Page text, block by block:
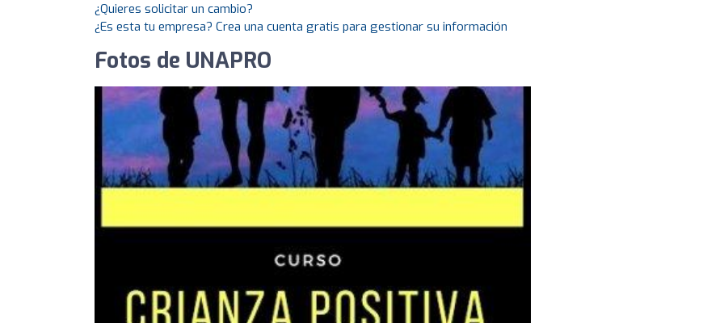
¿Quieres solicitar un cambio?
¿Es esta tu empresa? Crea una cuenta gratis para gestionar su información
Fotos de UNAPRO